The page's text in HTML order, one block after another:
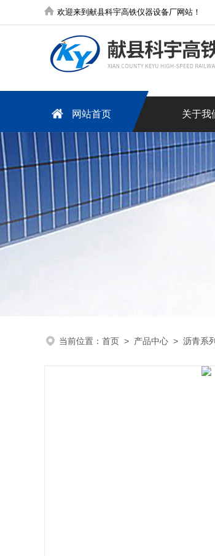
欢迎来到献县科宇高铁仪器设备厂网站！
网站首页 关于我
当前位置： 首页 > 产品中心 > 沥青系